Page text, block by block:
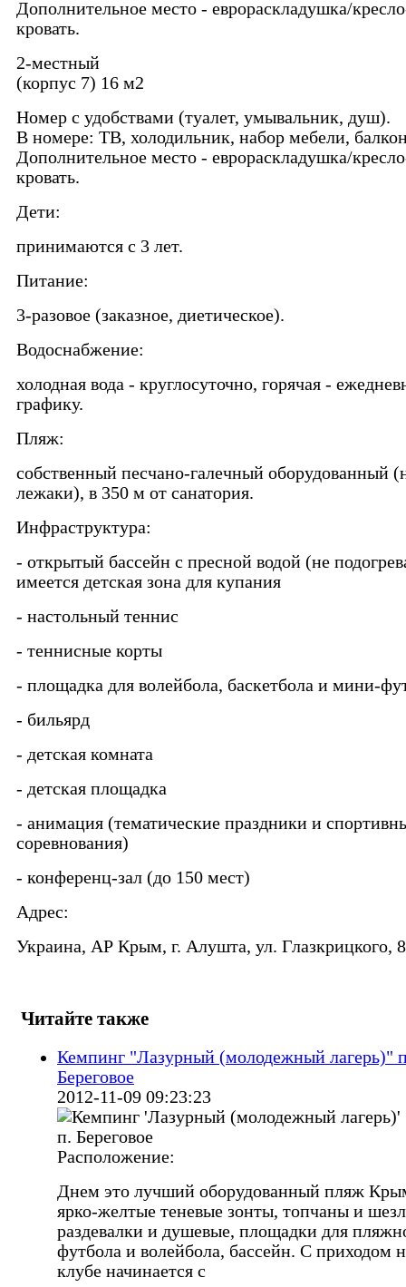
Дополнительное место - еврораскладушка/
кровать.
2-местный
(корпус 7) 16 м2
Номер с удобствами (туалет, умывальник, душ).
В номере: ТВ, холодильник, набор мебели,
Дополнительное место - еврораскладушка/
кровать.
Дети:
принимаются с 3 лет.
Питание:
3-разовое (заказное, диетическое).
Водоснабжение:
холодная вода - круглосуточно, горячая -
графику.
Пляж:
собственный песчано-галечный оборудованный
лежаки), в 350 м от санатория.
Инфраструктура:
- открытый бассейн с пресной водой (не
имеется детская зона для купания
- настольный теннис
- теннисные корты
- площадка для волейбола, баскетбола и мини-
- бильярд
- детская комната
- детская площадка
- анимация (тематические праздники и
соревнования)
- конференц-зал (до 150 мест)
Адрес:
Украина, АР Крым, г. Алушта, ул. Глазкрицкого,
Читайте также
Кемпинг "Лазурный (молодежный лагерь)"
Береговое
2012-11-09 09:23:23
Расположение:
Днем это лучший оборудованный пляж
ярко-желтые теневые зонты, топчаны и
раздевалки и душевые, площадки для
футбола и волейбола, бассейн. С приходом
клубе начинается с